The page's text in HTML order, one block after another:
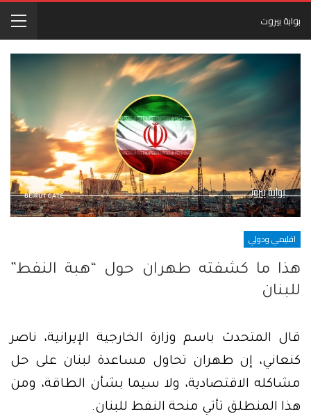
بوابة بيروت
اقليمي ودولي
هذا ما كشفته طهران حول “هبة النفط”
للبنان
قال المتحدث باسم وزارة الخارجية الإيرانية، ناصر
كنعاني، إن طهران تحاول مساعدة لبنان على حل
مشاكله الاقتصادية، ولا سيما بشأن الطاقة، ومن
هذا المنطلق تأتي منحة النفط للبنان.